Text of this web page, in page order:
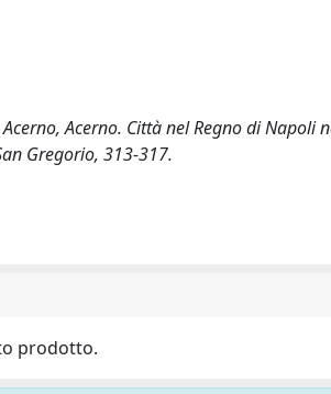
Acerno. Città nel Regno di
Gregorio, 313-317.
prodotto.